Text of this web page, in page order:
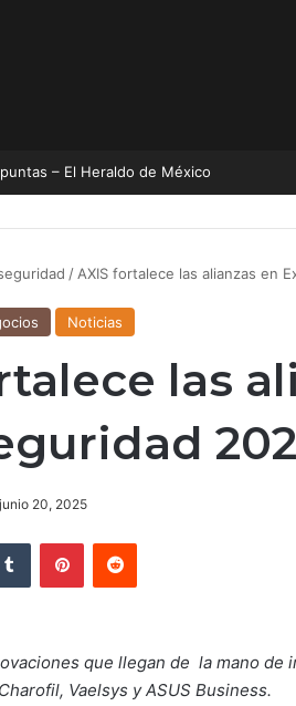
– El Heraldo de México
/ AXIS fortalece las alianzas en
Noticias
las
junio 20, 2025
que llegan de la mano de
Vaelsys y ASUS Business.